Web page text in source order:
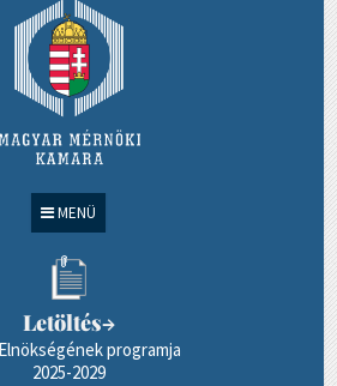
MENÜ
Letöltés→
programja
2025-2029